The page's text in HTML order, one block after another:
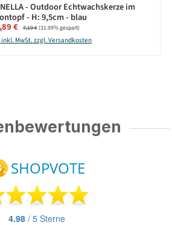
- Outdoor Echtwachskerze im
- H: 9,5cm - blau
€ Regulärer Preis:
7,19 €(31.99% gespart)
inkl. MwSt. zzgl. Versandkosten